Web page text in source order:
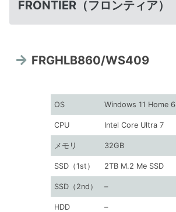
FRONTIER（フロンティア）
FRGHLB860/WS409
OS Windows 11 Home
CPU Intel Core Ultra 7
メモリ 32GB
SSD（1st） 2TB M.2 Me SSD
SSD（2nd） –
HDD –